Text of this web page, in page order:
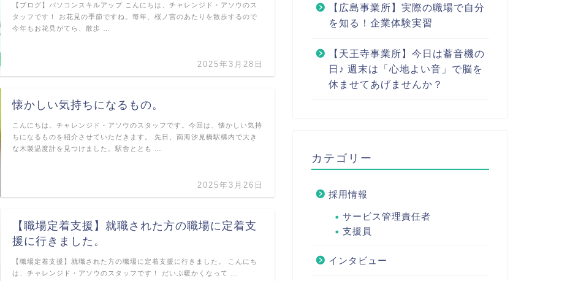
2025年3月28日
【ブログ】パソコンスキルアップ こんにちは、チャレンジド・アソウのス
タッフです！ お花見の季節ですね。毎年、桜ノ宮のあたりを散歩するので
今年もお花見がてら、散歩 …
懐かしい気持ちになるもの。
2025年3月26日
こんにちは。チャレンジド・アソウのスタッフです。今回は、懐かしい気持
ちになるものを紹介させていただきます。 先日、南海汐見橋駅構内で大き
な木製温度計を見つけました。駅舎ととも …
【職場定着支援】就職された方の職場に定着支
援に行きました。
【職場定着支援】就職された方の職場に定着支援に行きました。 こんにち
は、チャレンジド・アソウのスタッフです！ だいぶ暖かくなって …
【広島事業所】実際の職場で自分
を知る！企業体験実習
【天王寺事業所】今日は蓄音機の
日♪ 週末は「心地よい音」で脳を
休ませてあげませんか？
カテゴリー
採用情報
サービス管理責任者
支援員
インタビュー